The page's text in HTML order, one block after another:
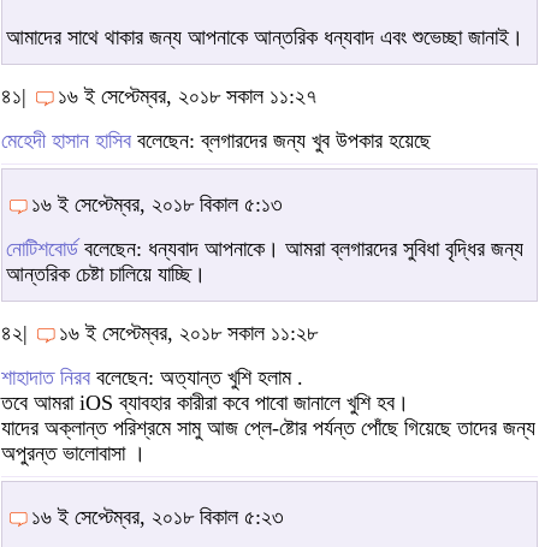
আমাদের সাথে থাকার জন্য আপনাকে আন্তরিক ধন্যবাদ এবং শুভেচ্ছা জানাই।
৪১|
১৬ ই সেপ্টেম্বর, ২০১৮ সকাল ১১:২৭
মেহেদী হাসান হাসিব বলেছেন: ব্লগারদের জন্য খুব উপকার হয়েছে
১৬ ই সেপ্টেম্বর, ২০১৮ বিকাল ৫:১৩
নোটিশবোর্ডবলেছেন: ধন্যবাদ আপনাকে। আমরা ব্লগারদের সুবিধা বৃদ্ধির জন্য
আন্তরিক চেষ্টা চালিয়ে যাচ্ছি।
৪২|
১৬ ই সেপ্টেম্বর, ২০১৮ সকাল ১১:২৮
শাহাদাত নিরব বলেছেন: অত্যান্ত খুশি হলাম .
তবে আমরা iOS ব্যাবহার কারীরা কবে পাবো জানালে খুশি হব।
যাদের অক্লান্ত পরিশ্রমে সামু আজ প্লে-ষ্টোর পর্যন্ত পোঁছে গিয়েছে তাদের জন্য
অপুরন্ত ভালোবাসা ।
১৬ ই সেপ্টেম্বর, ২০১৮ বিকাল ৫:২৩